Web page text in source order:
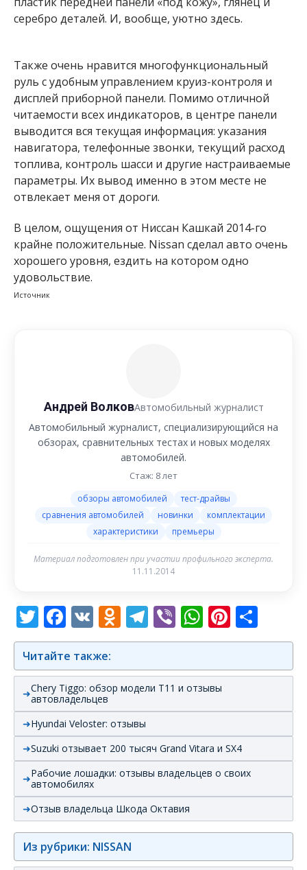
серебро деталей. И, вообще, уютно здесь.
Также очень нравится многофункциональный
руль с удобным управлением круиз-контроля и
дисплей приборной панели. Помимо отличной
читаемости всех индикаторов, в центре панели
выводится вся текущая информация: указания
навигатора, телефонные звонки, текущий расход
топлива, контроль шасси и другие настраиваемые
параметры. Их вывод именно в этом месте не
отвлекает меня от дороги.
В целом, ощущения от Ниссан Кашкай 2014-го
крайне положительные. Nissan сделал авто очень
хорошего уровня, ездить на котором одно
удовольствие.
Источник
Андрей ВолковАвтомобильный журналист
Автомобильный журналист, специализирующийся на
обзорах, сравнительных тестах и новых моделях
автомобилей.
Стаж: 8 лет
обзоры автомобилей
тест-драйвы
сравнения автомобилей
новинки
комплектации
характеристики
премьеры
Материал подготовлен при участии профильного эксперта.
11.11.2014
Twitter
Facebook
VK Odnoklassniki
Telegram
Viber
Читайте также:
Chery Tiggo: обзор модели T11 и отзывы
автовладельцев
Hyundai Veloster: отзывы
Suzuki отзывает 200 тысяч Grand Vitara и SX4
Рабочие лошадки: отзывы владельцев о своих
автомобилях
Отзыв владельца Шкода Октавия
Из рубрики: NISSAN